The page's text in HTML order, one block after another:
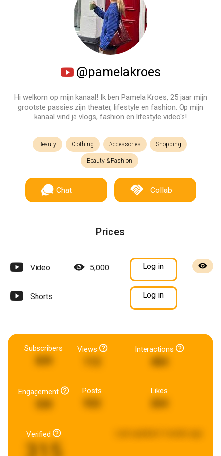
@pamelakroes
Hi welkom op mijn kanaal! Ik ben Pamela Kroes, 25 jaar mijn
grootste passies zijn theater, lifestyle en fashion. Op mijn
kanaal vind je vlogs, fashion en lifestyle video's!
Beauty Clothing Accessories Shopping
Beauty & Fashion
Chat Collab
Prices
Video 5,000 Log in
Shorts Log in
Subscribers Views Interactions
484
Engagement Posts Likes
264
Verified